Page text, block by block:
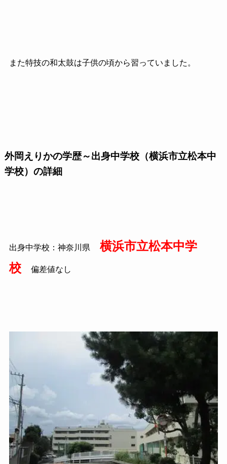
また特技の和太鼓は子供の頃から習っていました。
外岡えりかの学歴～出身中学校（横浜市立松本中
学校）の詳細
出身中学校：神奈川県
横浜市立松本中学
校
偏差値なし